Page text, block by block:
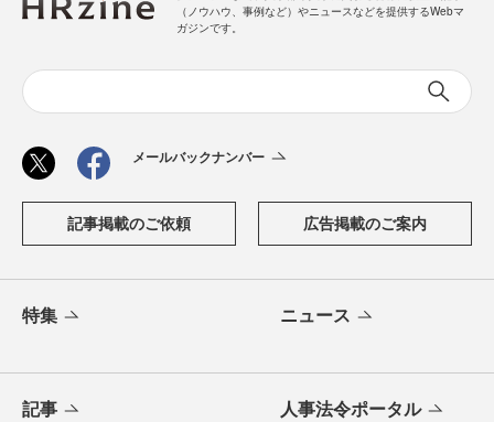
（ノウハウ、事例など）やニュースなどを提供するWebマ
ガジンです。
メールバックナンバー
記事掲載のご依頼 広告掲載のご案内
特集 ニュース
記事 人事法令ポータル